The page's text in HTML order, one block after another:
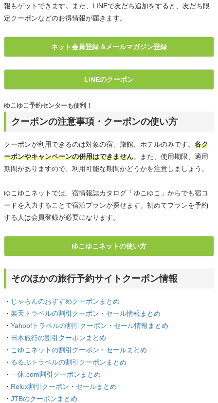
報もゲットできます。また、LINEで友だち追加をすると、友だち限
定クーポンなどのお得情報が届きます。
ネット会員登録 &メールマガジン登録
LINEのクーポン
クーポンの注意事項・クーポンの使い方
ゆこゆこ予約センターも便利！
クーポンが利用できるのは対象の宿、旅館、ホテルのみです。 各ク
ーポンやキャンペーンの併用はできません。また、使用期限、適用
期間がありますので、利用可能な期間かどうかを注意しましょう。
ゆこゆこネットでは、宿情報誌カタログ「ゆこゆこ」からでも宿コ
ードを入力することで宿泊プランが探せます。初めてプランを予約
する人は会員登録が必要になります。
ゆこゆこネットの使い方
そのほかの旅行予約サイトクーポン情報
・ じゃらんのおすすめクーポンまとめ
・ 楽天トラベルの割引クーポン・セール情報まとめ
・ Yahoo!トラベルの割引クーポン・セール情報まとめ
・ 日本旅行の割引クーポンまとめ
・ こゆこネットの割引クーポン・セールまとめ
・ るるぶトラベルの割引クーポンまとめ
・ 一休.com割引クーポンまとめ
・ Relux割引クーポン・セールまとめ
・ JTBのクーポンまとめ